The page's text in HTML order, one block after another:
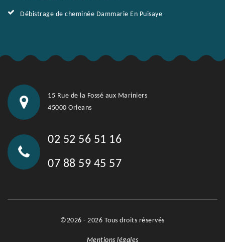
Débistrage de cheminée Dammarie En Puisaye
15 Rue de la Fossé aux Mariniers
45000 Orleans
02 52 56 51 16
07 88 59 45 57
©2026 - 2026 Tous droits réservés
Mentions légales